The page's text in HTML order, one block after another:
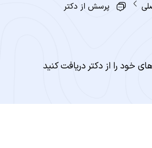
پرسش از دکتر
خود را از دکتر دریافت کنید